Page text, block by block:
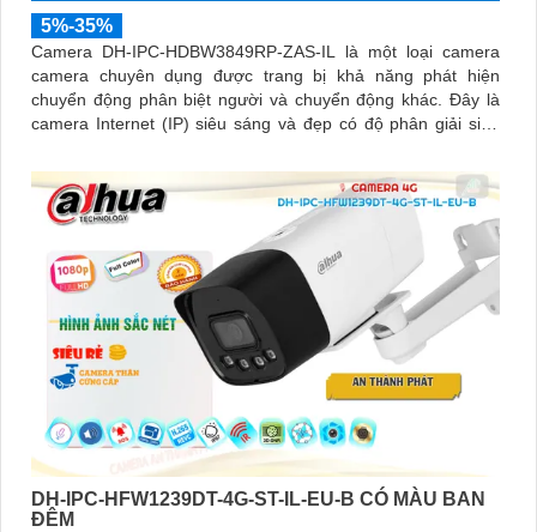
5%-35%
Camera DH-IPC-HDBW3849RP-ZAS-IL là một loại camera
camera chuyên dụng được trang bị khả năng phát hiện
chuyển động phân biệt người và chuyển động khác. Đây là
camera Internet (IP) siêu sáng và đẹp có độ phân giải siêu
DH-IPC-HFW1239DT-4G-ST-IL-EU-B CÓ MÀU BAN
ĐÊM